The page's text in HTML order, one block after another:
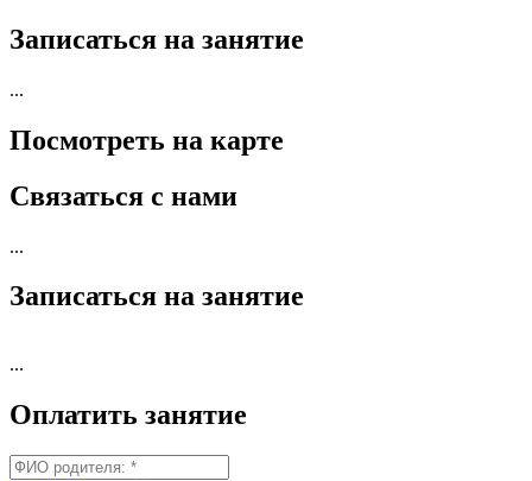
Записаться на занятие
...
Посмотреть на карте
Связаться с нами
...
Записаться на занятие
...
Оплатить занятие